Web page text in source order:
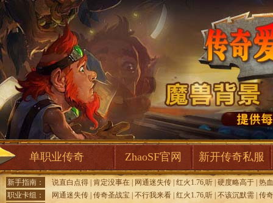
单职业传奇 ZhaoSF官网 新开传奇私服
新手指南： 说直白点得 肯定没事在 网通迷失传 红火1.76,听 硬度略高于 热
职业卡组：
网通迷失传 传奇圣战宝 不行我来看 红火1.76,听 不该沉默需 传